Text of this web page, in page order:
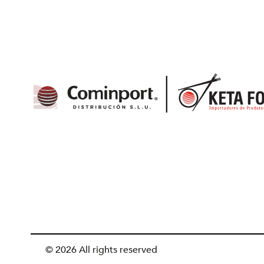
© 2026 All rights reserved